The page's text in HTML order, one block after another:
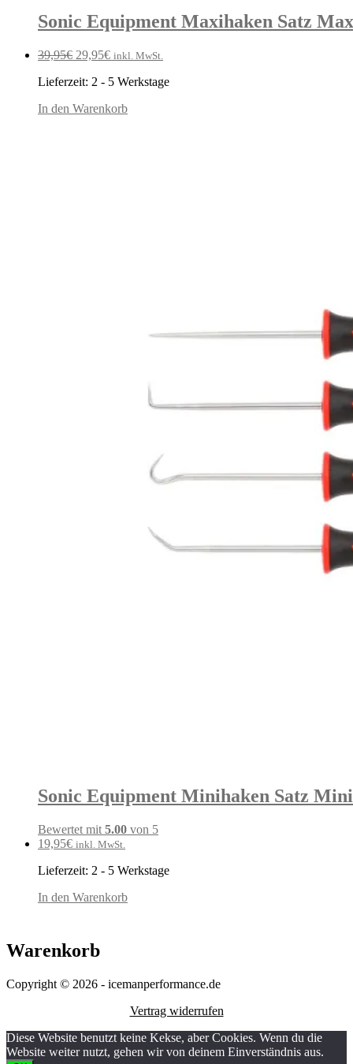
Sonic Equipment Maxihaken Satz
39,95€ Ursprünglicher
war:
29,95€Aktueller
ist:
inkl. MwSt.
Lieferzeit: 2 - 5 Werkstage
In den Warenkorb
Sonic Equipment Minihaken Satz
Bewertet mit 5.00 von 5
19,95€ inkl. MwSt.
Lieferzeit: 2 - 5 Werkstage
In den Warenkorb
Warenkorb
Copyright © 2026 - icemanperformance.de
Vertrag widerrufen
Diese Website benutzt keine Kekse, aber Cookies. Wenn du die
Website weiter nutzt, gehen wir von deinem Einverständnis aus.